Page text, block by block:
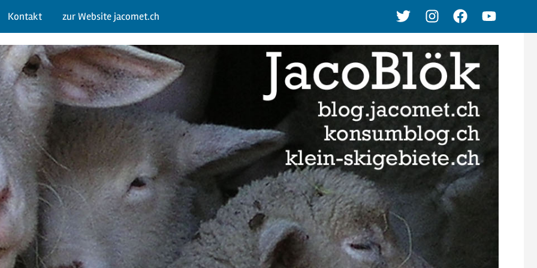
TwitterInstagramFacebookYoutube
Kontakt zur Website jacomet.ch